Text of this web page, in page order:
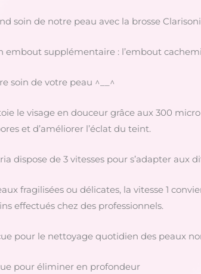
soin de notre peau avec la brosse
embout supplémentaire : l’embout
soin de votre peau ^__^
le visage en douceur grâce aux 300
et d’améliorer l’éclat du teint.
dispose de 3 vitesses pour s’adapter
fragilisées ou délicates, la vitesse 1
effectués chez des professionnels.
pour le nettoyage quotidien des peaux
pour éliminer en profondeur